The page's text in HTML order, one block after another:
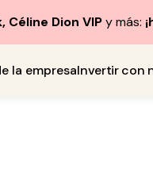
Céline Dion VIPy más:
la empresaInvertir con